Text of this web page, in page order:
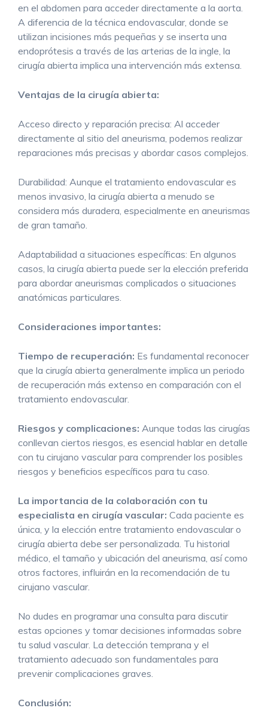
en el abdomen para acceder directamente a la aorta.
A diferencia de la técnica endovascular, donde se
utilizan incisiones más pequeñas y se inserta una
endoprótesis a través de las arterias de la ingle, la
cirugía abierta implica una intervención más extensa.
Ventajas de la cirugía abierta:
Acceso directo y reparación precisa: Al acceder
directamente al sitio del aneurisma, podemos realizar
reparaciones más precisas y abordar casos complejos.
Durabilidad: Aunque el tratamiento endovascular es
menos invasivo, la cirugía abierta a menudo se
considera más duradera, especialmente en aneurismas
de gran tamaño.
Adaptabilidad a situaciones específicas: En algunos
casos, la cirugía abierta puede ser la elección preferida
para abordar aneurismas complicados o situaciones
anatómicas particulares.
Consideraciones importantes:
Tiempo de recuperación: Es fundamental reconocer
que la cirugía abierta generalmente implica un periodo
de recuperación más extenso en comparación con el
tratamiento endovascular.
Riesgos y complicaciones: Aunque todas las cirugías
conllevan ciertos riesgos, es esencial hablar en detalle
con tu cirujano vascular para comprender los posibles
riesgos y beneficios específicos para tu caso.
La importancia de la colaboración con tu
especialista en cirugía vascular: Cada paciente es
única, y la elección entre tratamiento endovascular o
cirugía abierta debe ser personalizada. Tu historial
médico, el tamaño y ubicación del aneurisma, así como
otros factores, influirán en la recomendación de tu
cirujano vascular.
No dudes en programar una consulta para discutir
estas opciones y tomar decisiones informadas sobre
tu salud vascular. La detección temprana y el
tratamiento adecuado son fundamentales para
prevenir complicaciones graves.
Conclusión: